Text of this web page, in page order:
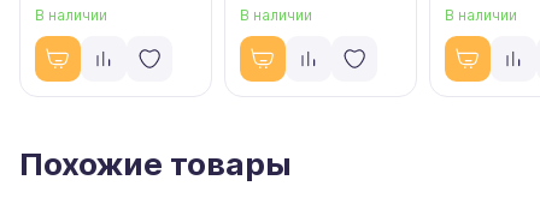
В наличии В наличии В наличии
Похожие товары